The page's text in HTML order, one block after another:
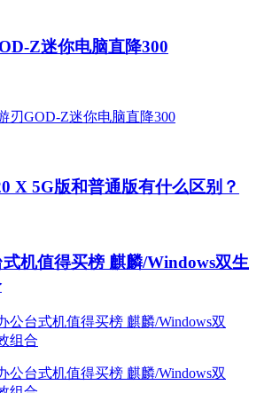
Z迷你电脑直降300
X 5G版和普通版有什么区别？
机值得买榜 麒麟/Windows双生